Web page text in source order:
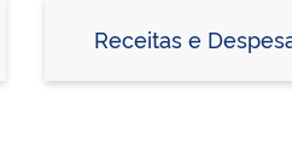
Receitas e